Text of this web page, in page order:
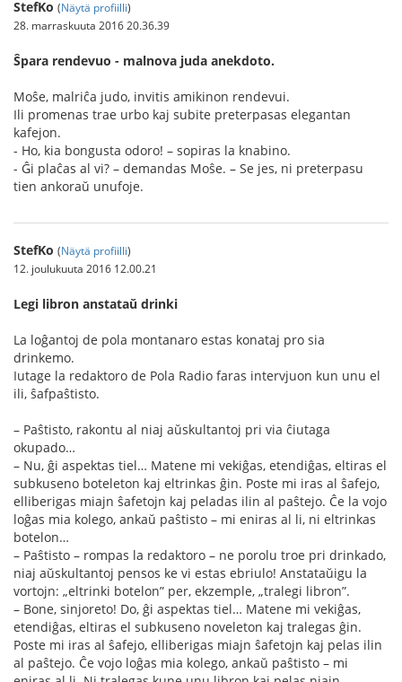
StefKo (Näytä profiilli)
28. marraskuuta 2016 20.36.39
Ŝpara rendevuo - malnova juda anekdoto.
Moŝe, malriĉa judo, invitis amikinon rendevui.
Ili promenas trae urbo kaj subite preterpasas elegantan
kafejon.
- Ho, kia bongusta odoro! – sopiras la knabino.
- Ĝi plaĉas al vi? – demandas Moŝe. – Se jes, ni preterpasu
tien ankoraŭ unufoje.
StefKo (Näytä profiilli)
12. joulukuuta 2016 12.00.21
Legi libron anstataŭ drinki
La loĝantoj de pola montanaro estas konataj pro sia
drinkemo.
Iutage la redaktoro de Pola Radio faras intervjuon kun unu el
ili, ŝafpaŝtisto.
– Paŝtisto, rakontu al niaj aŭskultantoj pri via ĉiutaga
okupado…
– Nu, ĝi aspektas tiel… Matene mi vekiĝas, etendiĝas, eltiras el
subkuseno boteleton kaj eltrinkas ĝin. Poste mi iras al ŝafejo,
elliberigas miajn ŝafetojn kaj peladas ilin al paŝtejo. Ĉe la vojo
loĝas mia kolego, ankaŭ paŝtisto – mi eniras al li, ni eltrinkas
botelon…
– Paŝtisto – rompas la redaktoro – ne porolu troe pri drinkado,
niaj aŭskultantoj pensos ke vi estas ebriulo! Anstataŭigu la
vortojn: „eltrinki botelon” per, ekzemple, „tralegi libron”.
– Bone, sinjoreto! Do, ĝi aspektas tiel… Matene mi vekiĝas,
etendiĝas, eltiras el subkuseno noveleton kaj tralegas ĝin.
Poste mi iras al ŝafejo, elliberigas miajn ŝafetojn kaj pelas ilin
al paŝtejo. Ĉe vojo loĝas mia kolego, ankaŭ paŝtisto – mi